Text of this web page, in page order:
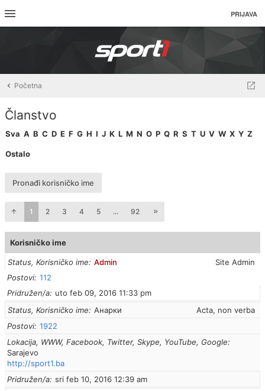
PRIJAVA
Početna
Članstvo
Sva A B C D E F G H I J K L M N O P Q R S T U V W X Y Z
Ostalo
Pronađi korisničko ime
1 2 3 4 5 ... 92
Korisničko ime
Status, Korisničko ime Site Admin
Admin
Postovi 112
Pridružen/a
uto feb 09, 2016 11:33 pm
Status, Korisničko ime
Acta, non verba
Анарки
Postovi 1922
Lokacija, WWW, Facebook, Twitter, Skype, YouTube, Google
Sarajevo
http://sport1.ba
Pridružen/a sri feb 10, 2016 12:39 am